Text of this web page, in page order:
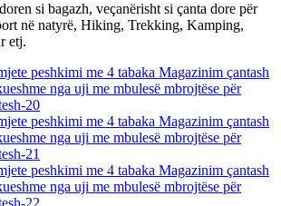
si bagazh, veçanërisht si çanta dore për
në natyrë, Hiking, Trekking, Kamping,
etj.